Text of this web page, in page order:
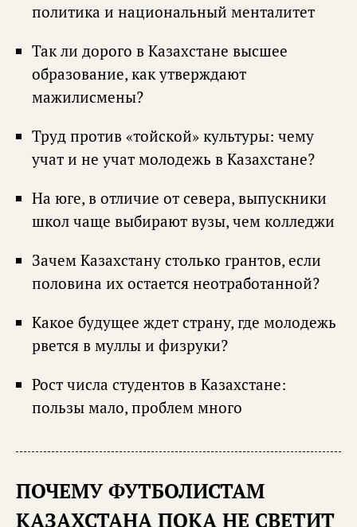
политика и национальный менталитет
Так ли дорого в Казахстане высшее
образование, как утверждают
мажилисмены?
Труд против «тойской» культуры: чему
учат и не учат молодежь в Казахстане?
На юге, в отличие от севера, выпускники
школ чаще выбирают вузы, чем колледжи
Зачем Казахстану столько грантов, если
половина их остается неотработанной?
Какое будущее ждет страну, где молодежь
рвется в муллы и физруки?
Рост числа студентов в Казахстане:
пользы мало, проблем много
ПОЧЕМУ ФУТБОЛИСТАМ
КАЗАХСТАНА ПОКА НЕ СВЕТИТ